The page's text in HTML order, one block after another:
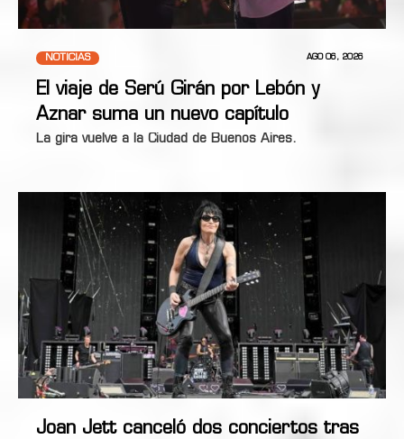
NOTICIAS AGO 06, 2026
El viaje de Serú Girán por Lebón y
Aznar suma un nuevo capítulo
La gira vuelve a la Ciudad de Buenos Aires.
Joan Jett canceló dos conciertos tras